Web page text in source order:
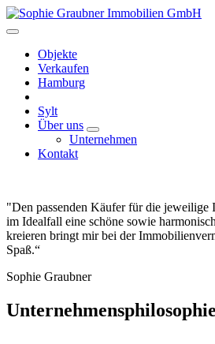
Objekte
Verkaufen
Hamburg
Sylt
Über uns
Unternehmen
Kontakt
"Den passenden Käufer für die jeweilige
im Idealfall eine schöne sowie
kreieren bringt mir bei der
Spaß.“
Sophie Graubner
Unternehmensphilosophie